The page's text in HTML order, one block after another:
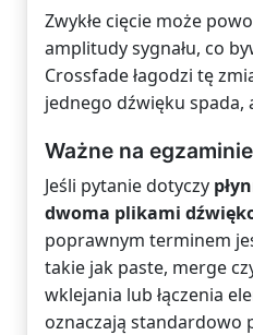
Zwykłe cięcie może
amplitudy sygnału, co
Crossfade łagodzi tę
jednego dźwięku spada,
Ważne na egzaminie
Jeśli pytanie dotyczy
dwoma plikami
poprawnym terminem
takie jak paste, merge
wklejania lub łączenia
oznaczają standardowo